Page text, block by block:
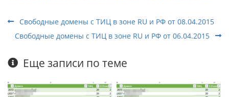
Свободные домены с ТИЦ в зоне RU и РФ от 08.04.2015
Свободные домены с ТИЦ в зоне RU и РФ от 06.04.2015
Еще записи по теме